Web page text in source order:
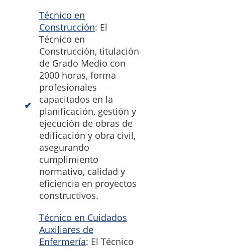
Técnico en
Construcción: El
Técnico en
Construcción, titulación
de Grado Medio con
2000 horas, forma
profesionales
capacitados en la
planificación, gestión y
ejecución de obras de
edificación y obra civil,
asegurando
cumplimiento
normativo, calidad y
eficiencia en proyectos
constructivos.
Técnico en Cuidados
Auxiliares de
Enfermería: El Técnico